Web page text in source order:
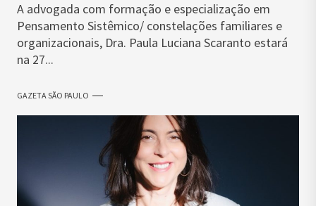
A advogada com formação e especialização em
Pensamento Sistêmico/ constelações familiares e
organizacionais, Dra. Paula Luciana Scaranto estará
na 27...
GAZETA SÃO PAULO